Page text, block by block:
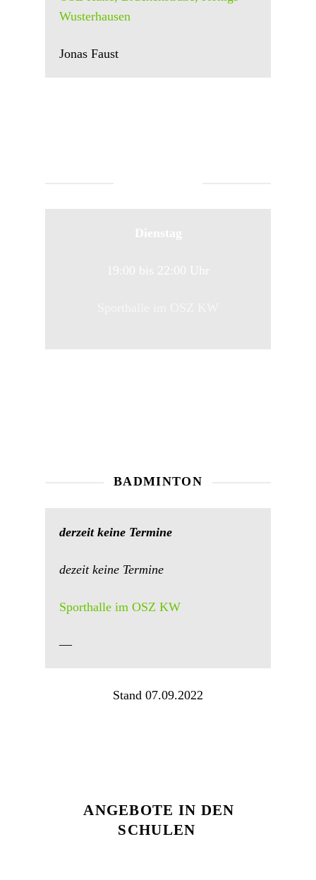
Wusterhausen
Jonas Faust
BADMINTON
derzeit keine Termine
dezeit keine Termine
Sporthalle im OSZ KW
—
Stand 07.09.2022
ANGEBOTE IN DEN
SCHULEN